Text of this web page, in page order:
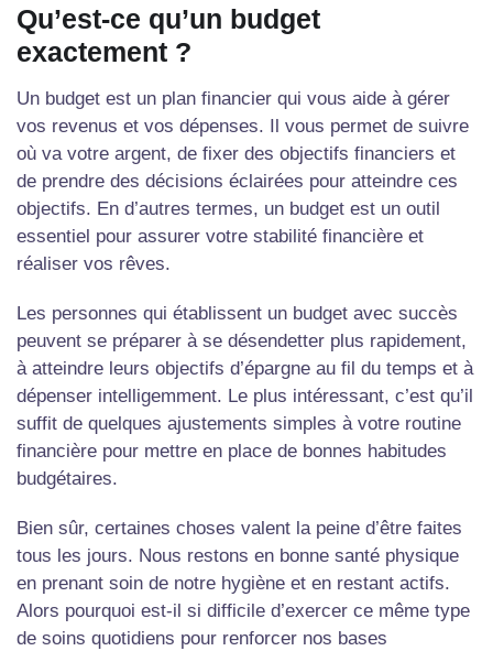
Qu’est-ce qu’un budget
exactement ?
Un budget est un plan financier qui vous aide à gérer
vos revenus et vos dépenses. Il vous permet de suivre
où va votre argent, de fixer des objectifs financiers et
de prendre des décisions éclairées pour atteindre ces
objectifs. En d’autres termes, un budget est un outil
essentiel pour assurer votre stabilité financière et
réaliser vos rêves.
Les personnes qui établissent un budget avec succès
peuvent se préparer à se désendetter plus rapidement,
à atteindre leurs objectifs d’épargne au fil du temps et à
dépenser intelligemment. Le plus intéressant, c’est qu’il
suffit de quelques ajustements simples à votre routine
financière pour mettre en place de bonnes habitudes
budgétaires.
Bien sûr, certaines choses valent la peine d’être faites
tous les jours. Nous restons en bonne santé physique
en prenant soin de notre hygiène et en restant actifs.
Alors pourquoi est-il si difficile d’exercer ce même type
de soins quotidiens pour renforcer nos bases